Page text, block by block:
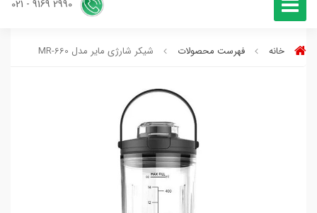
خانه فهرست محصولات شیکر شارژی مایر مدل MR-660